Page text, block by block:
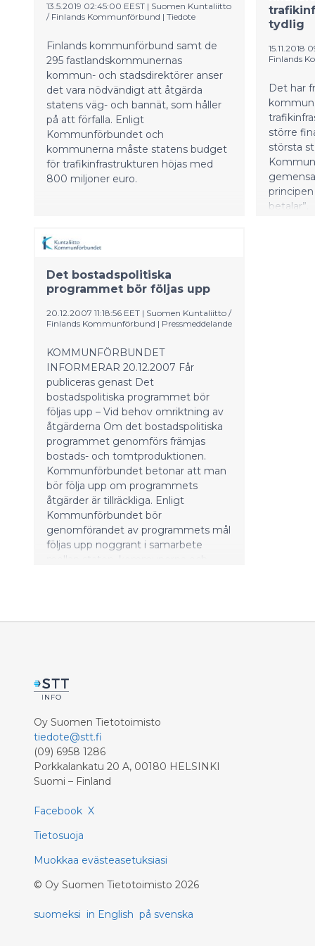
ansvarsfull skötsel av ekonomin.
13.5.2019 02:45:00 EEST | Suomen Kuntaliitto
/ Finlands Kommunförbund | Tiedote
Finlands kommunförbund samt de
295 fastlandskommunernas
kommun- och stadsdirektörer anser
det vara nödvändigt att åtgärda
statens väg- och bannät, som håller
på att förfalla. Enligt
Kommunförbundet och
kommunerna måste statens budget
för trafikinfrastrukturen höjas med
800 miljoner euro.
tydlig
15.11.2018
Finlands
Det har
större
största
betalar”.
Det bostadspolitiska
programmet bör följas upp
20.12.2007 11:18:56 EET | Suomen Kuntaliitto /
Finlands Kommunförbund | Pressmeddelande
KOMMUNFÖRBUNDET
INFORMERAR 20.12.2007 Får
publiceras genast Det
bostadspolitiska programmet bör
följas upp – Vid behov omriktning av
åtgärderna Om det bostadspolitiska
programmet genomförs främjas
bostads- och tomtproduktionen.
Kommunförbundet betonar att man
bör följa upp om programmets
åtgärder är tillräckliga. Enligt
Kommunförbundet bör
genomförandet av programmets mål
följas upp noggrant i samarbete
mellan staten, kommunerna och
genom att ändra villkoren för
stadsregioner och områden följas
upp. I det förslag till statsrådets
överlämnades till bostadsminister Jan
Vapaavuori granskas bostadspolitiken
mångsidigt och de viktigaste
bostadspolitiska problemen har
identifierats. För att råda bot på
tillväxtregioner, speciellt i Hel
Oy Suomen Tietotoimisto
tiedote@stt.fi
(09) 6958 1286
Porkkalankatu 20 A, 00180 HELSINKI
Suomi – Finland
Facebook X
Tietosuoja
Muokkaa evästeasetuksiasi
© Oy Suomen Tietotoimisto 2026
suomeksi in English på svenska